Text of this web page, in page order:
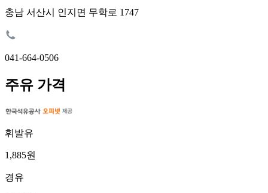
충남 서산시 인지면 무학로 1747
041-664-0506
주유 가격
휘발유
1,885원
경유